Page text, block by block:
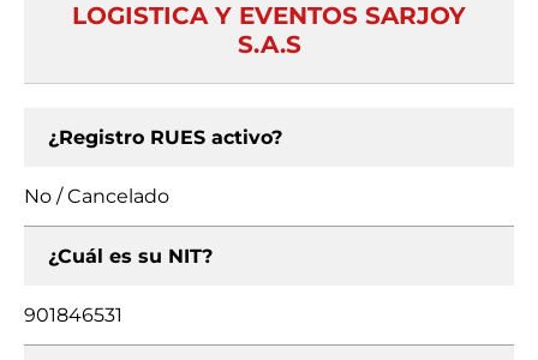
LOGISTICA Y EVENTOS SARJOY
S.A.S
¿Registro RUES activo?
No / Cancelado
¿Cuál es su NIT?
901846531